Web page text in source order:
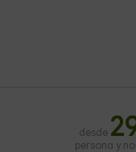
desde
persona y